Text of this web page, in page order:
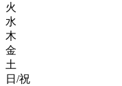
火
水
木
金
土
日/祝